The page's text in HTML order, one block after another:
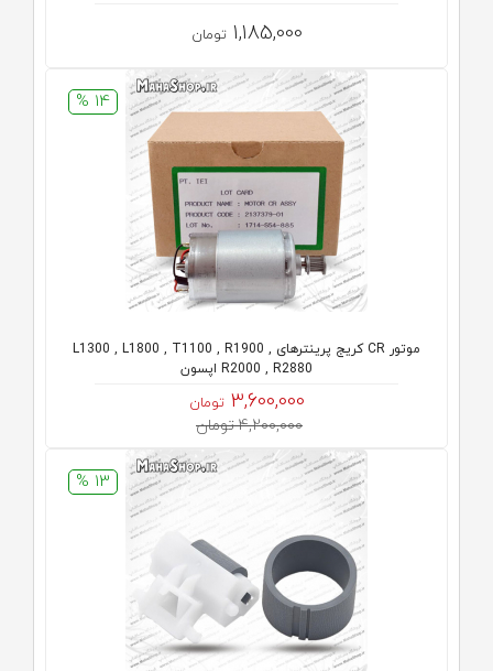
1,185,000 تومان
14 %
موتور CR کریج پرینترهای L1300 , L1800 , T1100 , R1900 ,
R2000 , R2880 اپسون
3,600,000 تومان
4,200,000 تومان
13 %